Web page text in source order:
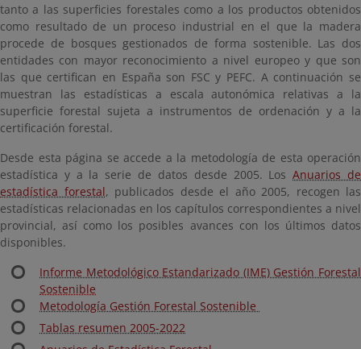
tanto a las superficies forestales como a los productos obtenidos
como resultado de un proceso industrial en el que la madera
procede de bosques gestionados de forma sostenible. Las dos
entidades con mayor reconocimiento a nivel europeo y que son
las que certifican en España son FSC y PEFC. A continuación se
muestran las estadísticas a escala autonómica relativas a la
superficie forestal sujeta a instrumentos de ordenación y a la
certificación forestal.
Desde esta página se accede a la metodología de esta operación
estadística y a la serie de datos desde 2005. LosAnuarios de
estadística forestal, publicados desde el año 2005, recogen las
estadísticas relacionadas en los capítulos correspondientes a nivel
provincial, así como los posibles avances con los últimos datos
disponibles.
Informe Metodológico Estandarizado (IME) Gestión Forestal
Sostenible
Metodología Gestión Forestal Sostenible
Tablas resumen 2005-2022